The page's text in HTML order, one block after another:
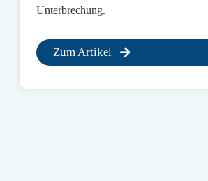
Unterbrechung.
Zum Artikel